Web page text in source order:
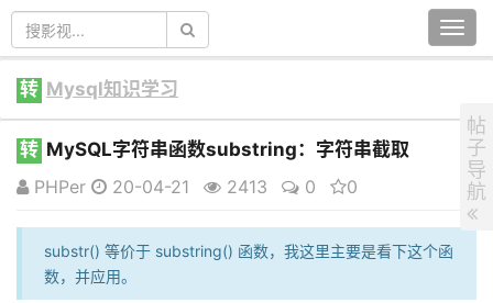
转 Mysql知识学习
转 MySQL字符串函数substring：字符串截取
PHPer
20-04-21 2413 0 0
substr() 等价于 substring() 函数，我这里主要是看下这个函
数，并应用。
帖
子
导
航